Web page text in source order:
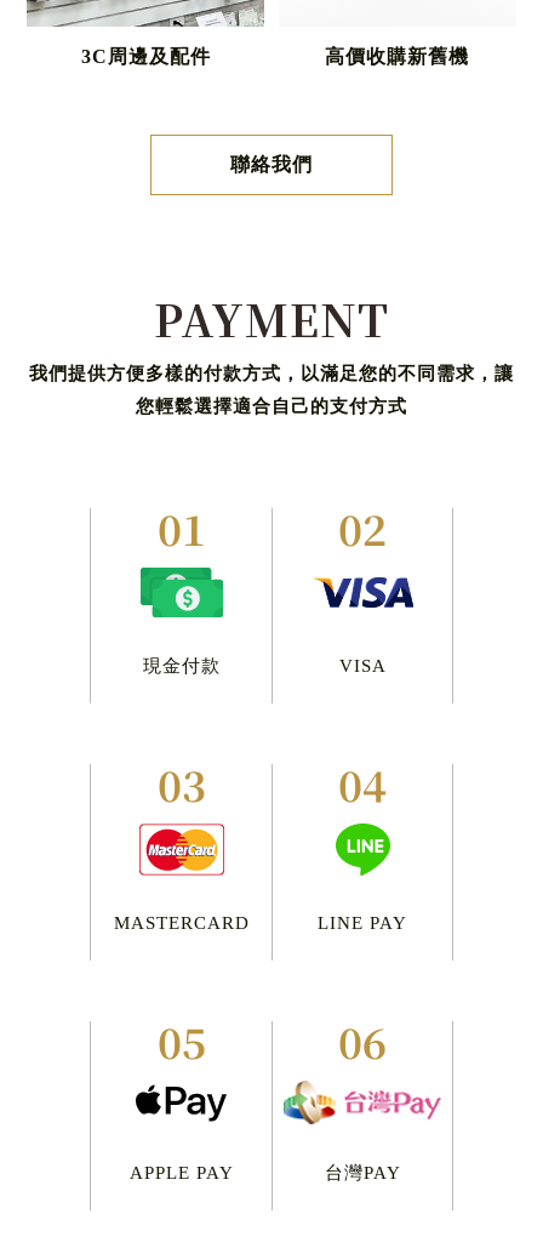
3C周邊及配件 高價收購新舊機
聯絡我們
PAYMENT
我們提供方便多樣的付款方式，以滿足您的不同需求，讓
您輕鬆選擇適合自己的支付方式
01
現金付款
02
VISA
03
MASTERCARD
04
LINE PAY
05
APPLE PAY
06
台灣PAY